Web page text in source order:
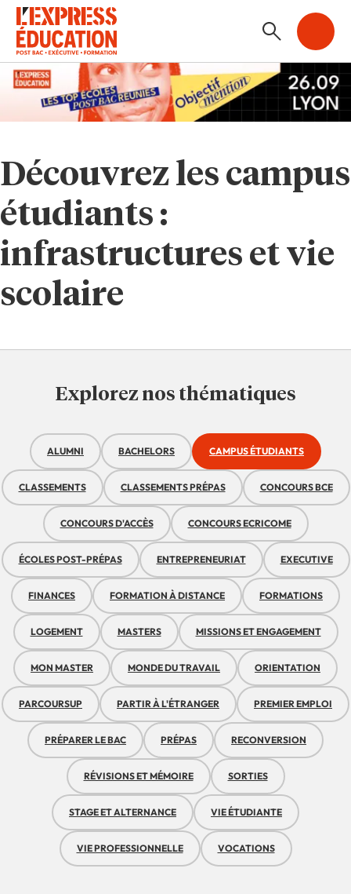
Découvrez les campus
étudiants :
infrastructures et vie
scolaire
Explorez nos thématiques
ALUMNI BACHELORS CAMPUS ÉTUDIANTS
CLASSEMENTS CLASSEMENTS PRÉPAS CONCOURS BCE
CONCOURS D'ACCÈS CONCOURS ECRICOME
ÉCOLES POST-PRÉPAS ENTREPRENEURIAT EXECUTIVE
FINANCES FORMATION À DISTANCE FORMATIONS
LOGEMENT MASTERS MISSIONS ET ENGAGEMENT
MON MASTER MONDE DU TRAVAIL ORIENTATION
PARCOURSUP PARTIR À L'ÉTRANGER PREMIER EMPLOI
PRÉPARER LE BAC PRÉPAS RECONVERSION
RÉVISIONS ET MÉMOIRE SORTIES
STAGE ET ALTERNANCE VIE ÉTUDIANTE
VIE PROFESSIONNELLE VOCATIONS